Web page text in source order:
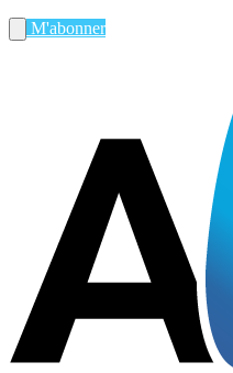
M'abonner